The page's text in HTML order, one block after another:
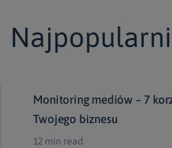
Monitoring mediów – 7
Twojego biznesu
12 min read